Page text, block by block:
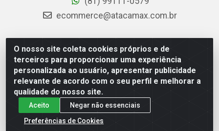
O nosso site coleta cookies próprios e de
terceiros para proporcionar uma experiência
personalizada ao usuário, apresentar publicidade
relevante de acordo com o seu perfil e melhorar a
qualidade do nosso site.
Aceito
Negar não essenciais
Preferências de Cookies
ecommerce@atacamax.com.br
Atacamax Importadora de Alimentos LTDA - RODOVIA BR-
101 - SUL, KM 79,60 GP E GALPAO:D - Muribeca, Jaboatão dos
Guararapes - PE, 54355-010 - CNPJ 08.305.623/0001-84